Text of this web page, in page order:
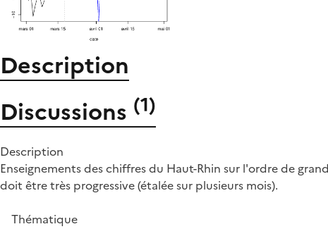
Description
Discussions (1)
Description
Enseignements des chiffres du Haut-Rhin sur l'ordre de
doit être très progressive (étalée sur plusieurs mois).
Thématique